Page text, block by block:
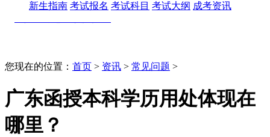
新生指南 考试报名 考试科目 考试大纲 成考资讯
您现在的位置： 首页 > 资讯 > 常见问题 >
广东函授本科学历用处体现在
哪里？